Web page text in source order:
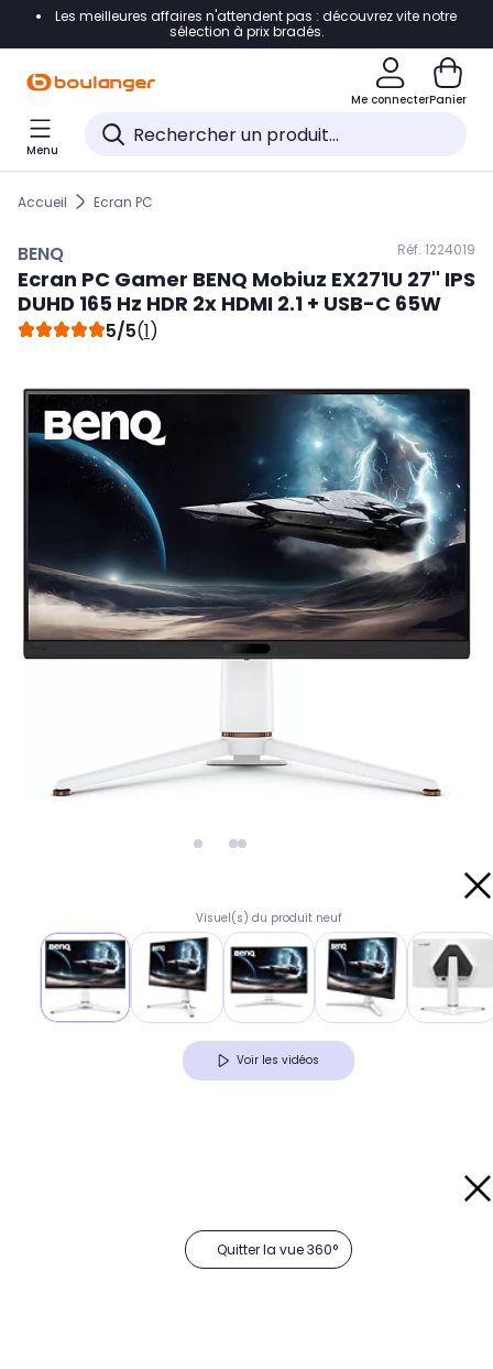
Accéder directement à la navigation
Accéder directement au pied de page
Accéder directement au chatbot
Les meilleures affaires n'attendent pas : découvrez vite notre
sélection à prix bradés.
Me connecterPanier
Menu
Accueil Ecran PC
BENQ Réf. 1224019
Ecran PC Gamer BENQ Mobiuz EX271U 27" IPS
DUHD 165 Hz HDR 2x HDMI 2.1 + USB-C 65W
5/5(1)
Visuel(s) du produit neuf
Voir les vidéos
Quitter la vue 360°